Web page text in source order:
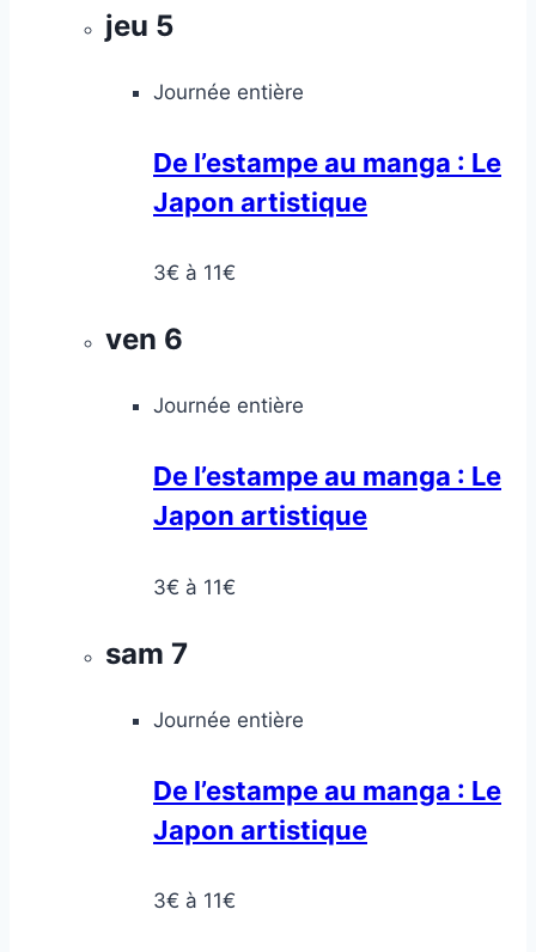
jeu 5
Journée entière
De l’estampe au manga : Le
Japon artistique
3€ à 11€
ven 6
Journée entière
De l’estampe au manga : Le
Japon artistique
3€ à 11€
sam 7
Journée entière
De l’estampe au manga : Le
Japon artistique
3€ à 11€